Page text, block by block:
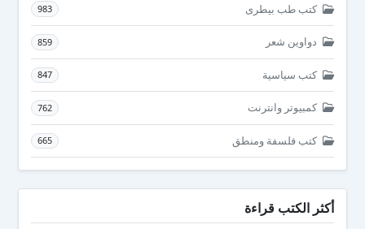
كتب طب بيطرى 983
دواوين شعر 859
كتب سياسية 847
كمبيوتر وانترنت 762
كتب فلسفة ومنطق 665
أكثر الكتب قراءة